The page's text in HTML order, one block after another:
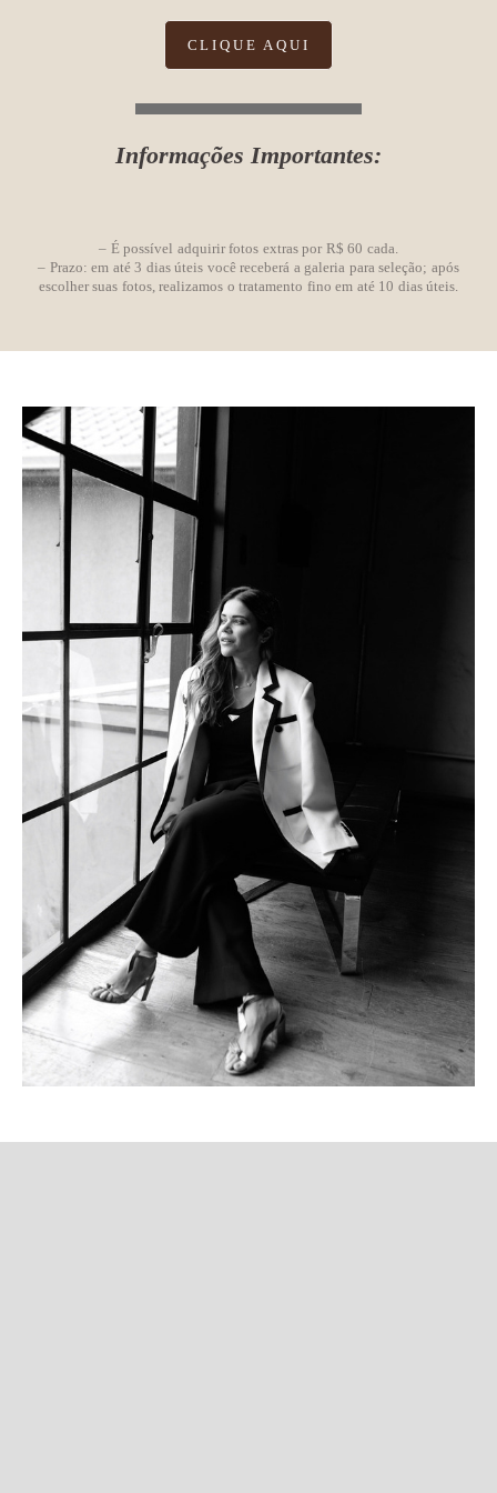
CLIQUE AQUI
Informações Importantes:
– É possível adquirir fotos extras por R$ 60 cada.
– Prazo: em até 3 dias úteis você receberá a galeria para seleção; após
escolher suas fotos, realizamos o tratamento fino em até 10 dias úteis.